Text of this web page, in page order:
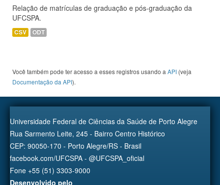
Relação de matrículas de graduação e pós-graduação da
UFCSPA.
CSV ODT
Você também pode ter acesso a esses registros usando a API (veja
Documentação da API).
Universidade Federal de Ciências da Saúde de Porto Alegre
Rua Sarmento Leite, 245 - Bairro Centro Histórico
CEP: 90050-170 - Porto Alegre/RS - Brasil
facebook.com/UFCSPA - @UFCSPA_oficial
Fone +55 (51) 3303-9000
Desenvolvido pelo